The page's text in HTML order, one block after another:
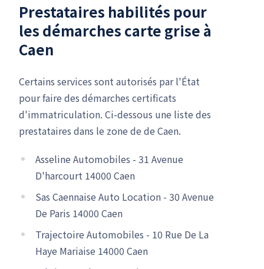
Prestataires habilités pour
les démarches carte grise à
Caen
Certains services sont autorisés par l'État
pour faire des démarches certificats
d'immatriculation. Ci-dessous une liste des
prestataires dans le zone de de Caen.
Asseline Automobiles - 31 Avenue
D'harcourt 14000 Caen
Sas Caennaise Auto Location - 30 Avenue
De Paris 14000 Caen
Trajectoire Automobiles - 10 Rue De La
Haye Mariaise 14000 Caen